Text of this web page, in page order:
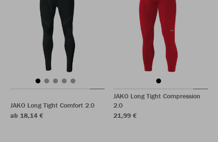
JAKO Long Tight Comfort 2.0
ab 18,14 €
JAKO Long Tight Compression
2.0
21,99 €